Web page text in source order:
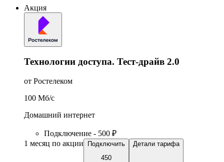
Акция
Технологии доступа. Тест-драйв 2.0
от Ростелеком
100 Мб/c
Домашний интернет
Подключение - 500 ₽
1 месяц по акции
Подключить
450
Детали тарифа